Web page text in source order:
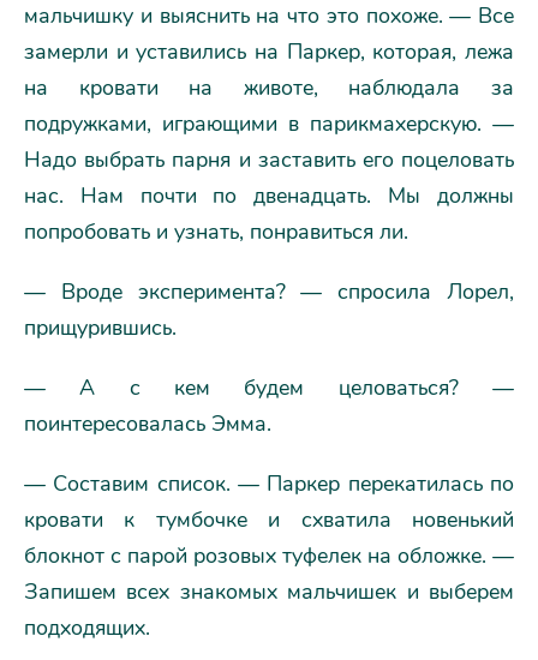
мальчишку и выяснить на что это похоже. — Все
замерли и уставились на Паркер, которая, лежа
на кровати на животе, наблюдала за
подружками, играющими в парикмахерскую. —
Надо выбрать парня и заставить его поцеловать
нас. Нам почти по двенадцать. Мы должны
попробовать и узнать, понравиться ли.
— Вроде эксперимента? — спросила Лорел,
прищурившись.
— А с кем будем целоваться? —
поинтересовалась Эмма.
— Составим список. — Паркер перекатилась по
кровати к тумбочке и схватила новенький
блокнот с парой розовых туфелек на обложке. —
Запишем всех знакомых мальчишек и выберем
подходящих.